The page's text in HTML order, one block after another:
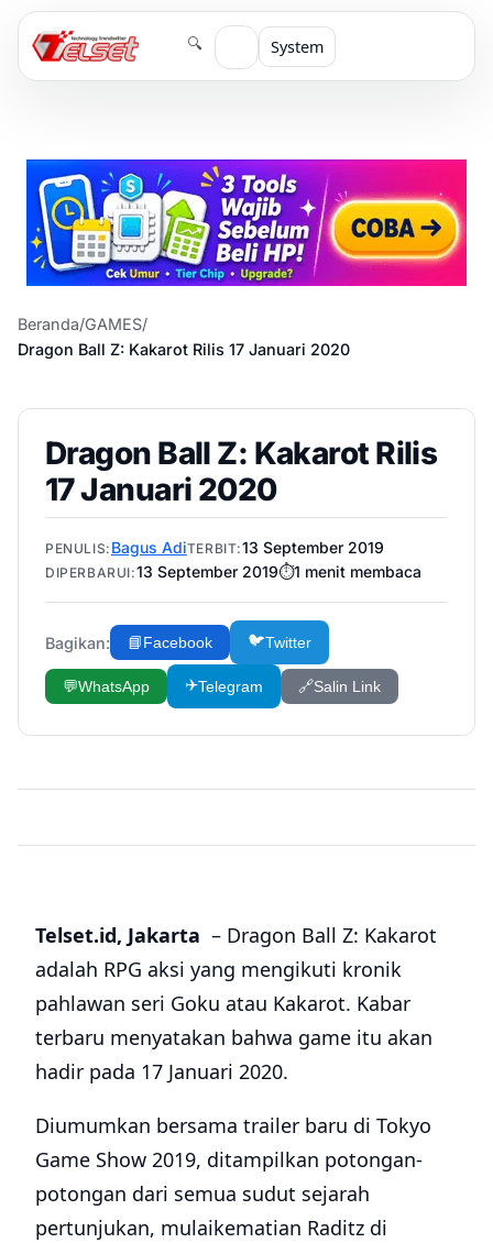
🔍 System
Beranda/GAMES/
Dragon Ball Z: Kakarot Rilis 17 Januari 2020
Dragon Ball Z: Kakarot Rilis
17 Januari 2020
PENULIS: Bagus AdiTERBIT:13 September 2019
DIPERBARUI:13 September 2019⏱️1 menit membaca
Bagikan: 📘Facebook 🐦Twitter
💬WhatsApp ✈️Telegram 🔗Salin Link
Telset.id, Jakarta – Dragon Ball Z: Kakarot
adalah RPG aksi yang mengikuti kronik
pahlawan seri Goku atau Kakarot. Kabar
terbaru menyatakan bahwa game itu akan
hadir pada 17 Januari 2020.
Diumumkan bersama trailer baru di Tokyo
Game Show 2019, ditampilkan potongan-
potongan dari semua sudut sejarah
pertunjukan, mulaikematian Raditz di